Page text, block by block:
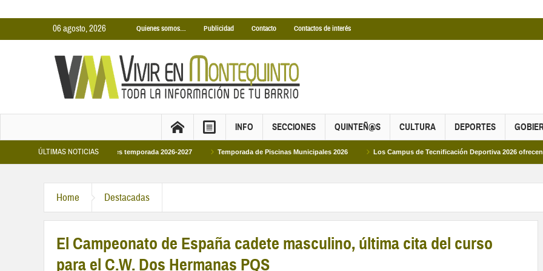
06 agosto, 2026 Quienes somos… Publicidad Contacto Contactos de interés
INFO SECCIONES QUINTEÑ@S CULTURA DEPORTES
ÚLTIMAS NOTICIAS
Cubiertas Municipales temporada 2026-2027 Temporada de Piscinas Municipales 2026 Los Campus de Tecnificación Deportiva 2026 ofrecen cuatro
Home Destacadas
El Campeonato de España cadete masculino, última cita del curso
para el C.W. Dos Hermanas PQS